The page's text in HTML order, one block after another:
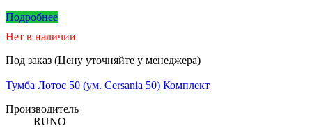
Подробнее
Нет в наличии
Под заказ (Цену уточняйте у менеджера)
Тумба Лотос 50 (ум. Cersania 50) Комплект
Производитель
RUNO